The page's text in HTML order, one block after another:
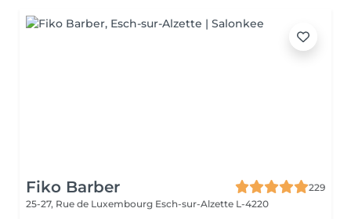
Fiko Barber
229
25-27, Rue de Luxembourg Esch-sur-Alzette L-4220